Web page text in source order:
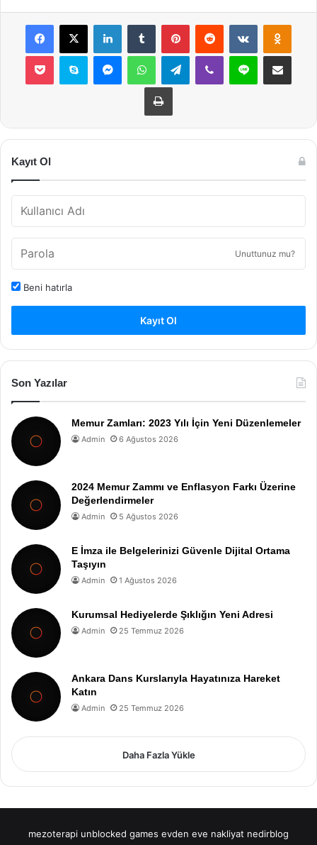
Facebook
X LinkedInTumblr PinterestReddit VKontakte
Pocket Skype MessengerWhatsAppTelegramViber Line E-Posta ile
Yazdır
Kayıt Ol
Unuttunuz mu?
Beni hatırla
Kayıt Ol
Son Yazılar
Memur Zamları: 2023 Yılı İçin Yeni Düzenlemeler
Admin 6 Ağustos 2026
2024 Memur Zammı ve Enflasyon Farkı Üzerine
Değerlendirmeler
Admin 5 Ağustos 2026
E İmza ile Belgelerinizi Güvenle Dijital Ortama
Taşıyın
Admin 1 Ağustos 2026
Kurumsal Hediyelerde Şıklığın Yeni Adresi
Admin 25 Temmuz 2026
Ankara Dans Kurslarıyla Hayatınıza Hareket
Katın
Admin 25 Temmuz 2026
Daha Fazla Yükle
mezoterapi unblocked games evden eve nakliyat nedirblog